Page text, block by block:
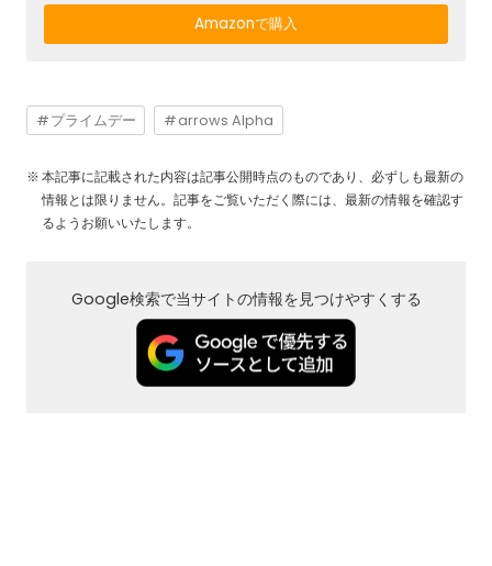
Amazonで購入
プライムデー arrows Alpha
本記事に記載された内容は記事公開時点のものであり、必ずしも最新の
情報とは限りません。記事をご覧いただく際には、最新の情報を確認す
るようお願いいたします。
Google検索で当サイトの情報を見つけやすくする